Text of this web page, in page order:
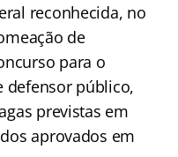
reconhecida, no
de
para o
defensor público,
previstas em
aprovados em